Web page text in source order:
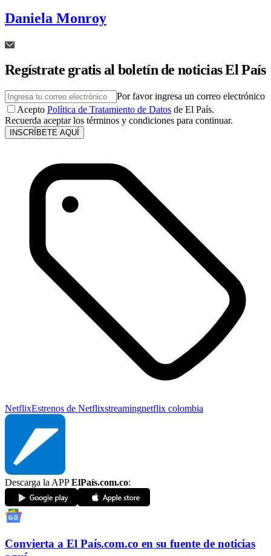
Daniela Monroy
Regístrate gratis al boletín de noticias El País
Por favor ingresa un correo electrónico
Acepto Política de Tratamiento de Datos de El País.
Recuerda aceptar los términos y condiciones para continuar.
INSCRÍBETE AQUÍ
NetflixEstrenos de Netflixstreamingnetflix colombia
Descarga la APPElPaís.com.co:
Convierta a El País.com.co en su fuente de noticias